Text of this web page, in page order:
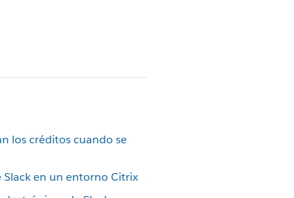
los créditos cuando se
en un entorno Citrix